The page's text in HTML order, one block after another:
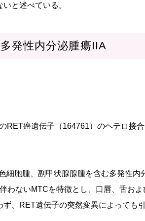
と述べている。
発性内分泌腫瘍IIA
RET癌遺伝子（164761）のヘテロ接
細胞腫、副甲状腺腺腫を含む多発性内
わないMTCを特徴とし、口唇、舌お
、RET遺伝子の突然変異によっても